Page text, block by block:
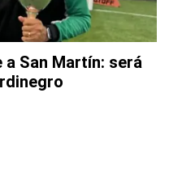
a San Martín: será